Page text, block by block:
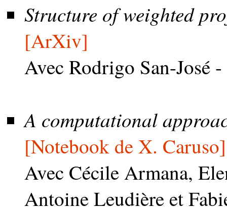
Structure of weighted
[ArXiv]
Avec Rodrigo San-José
A computational
[Notebook de X. Caruso]
Avec Cécile Armana,
Antoine Leudière et